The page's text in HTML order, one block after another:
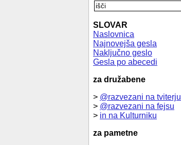
SLOVAR
Naslovnica
Najnovejša gesla
Naključno geslo
Gesla po abecedi
za družabene
> @razvezani na tviterju
> @razvezani na fejsu
> in na Kulturniku
za pametne